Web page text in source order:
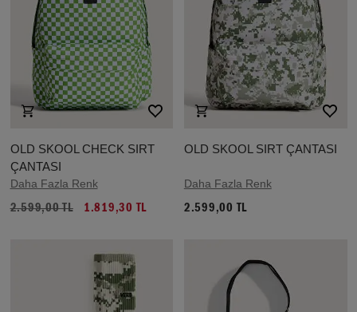
OLD SKOOL CHECK SIRT
ÇANTASI
Daha Fazla Renk
2.599,00 TL 1.819,30 TL
OLD SKOOL SIRT ÇANTASI
Daha Fazla Renk
2.599,00 TL